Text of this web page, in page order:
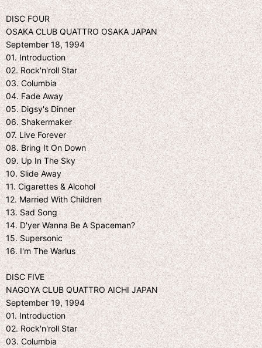
DISC FOUR
OSAKA CLUB QUATTRO OSAKA JAPAN
September 18, 1994
01. Introduction
02. Rock'n'roll Star
03. Columbia
04. Fade Away
05. Digsy's Dinner
06. Shakermaker
07. Live Forever
08. Bring It On Down
09. Up In The Sky
10. Slide Away
11. Cigarettes & Alcohol
12. Married With Children
13. Sad Song
14. D'yer Wanna Be A Spaceman?
15. Supersonic
16. I'm The Warlus
DISC FIVE
NAGOYA CLUB QUATTRO AICHI JAPAN
September 19, 1994
01. Introduction
02. Rock'n'roll Star
03. Columbia